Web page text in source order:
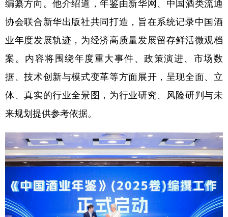
编纂方向。他介绍道，年鉴由新华网、中国酒类流通
协会联合新华出版社共同打造，旨在系统记录中国酒
业年度发展轨迹，为经济高质量发展留存鲜活微观档
案。内容将围绕年度重大事件、政策演进、市场数
据、技术创新与模式变革等方面展开，呈现全面、立
体、真实的行业全景图，为行业研究、风险研判与未
来规划提供参考依据。